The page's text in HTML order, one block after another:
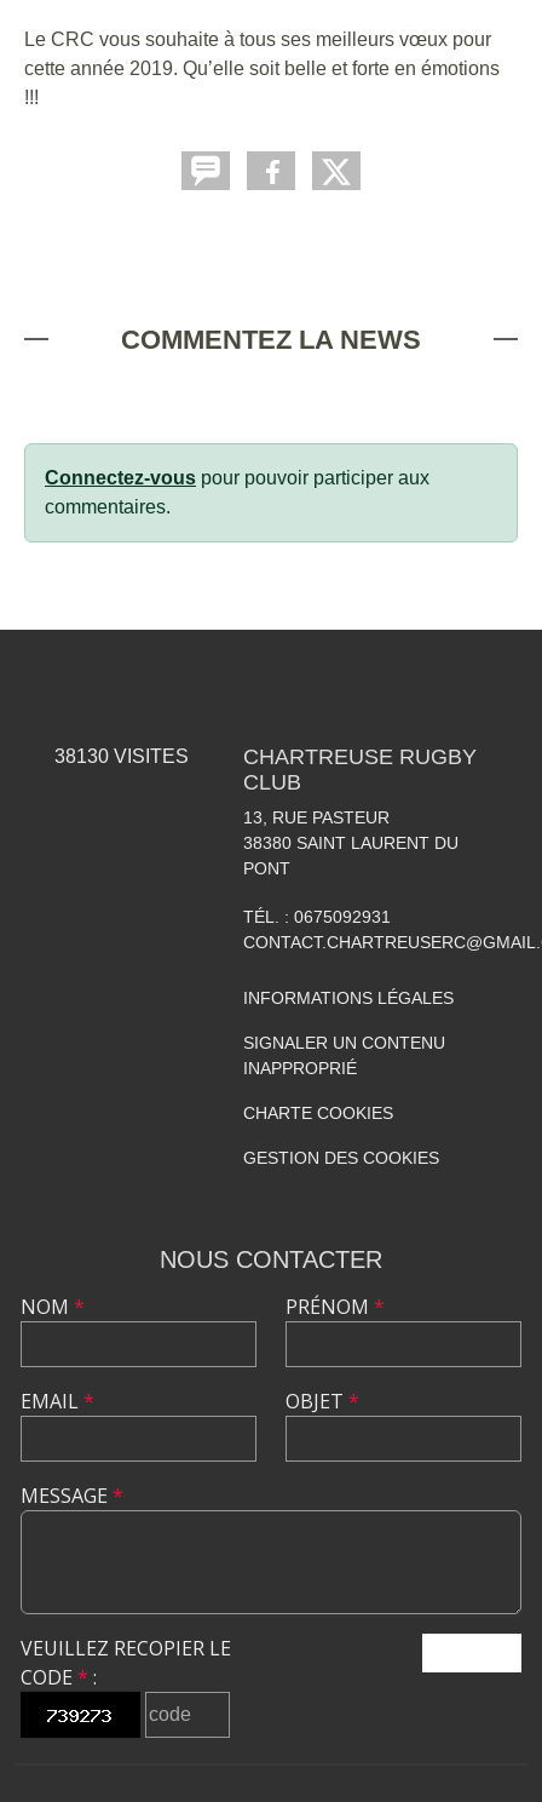
Le CRC vous souhaite à tous ses meilleurs vœux pour
cette année 2019. Qu’elle soit belle et forte en émotions
!!!
COMMENTEZ LA NEWS
Connectez-vous pour pouvoir participer aux
commentaires.
38130VISITES
CHARTREUSE RUGBY
CLUB
13, RUE PASTEUR
38380 SAINT LAURENT DU
PONT
TÉL. : 0675092931
INFORMATIONS LÉGALES
SIGNALER UN CONTENU
INAPPROPRIÉ
CHARTE COOKIES
GESTION DES COOKIES
NOUS CONTACTER
NOM *
EMAIL*
PRÉNOM *
OBJET *
MESSAGE *
VEUILLEZ RECOPIER LE
CODE * :